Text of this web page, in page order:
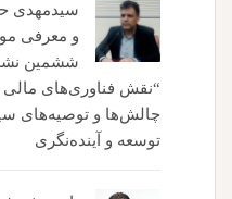
سیدمهدی
و معرفی
ششمین
“نقش فناوری‌های مالی
چالش‌ها و توصیه‌های
توسعه و آینده‌نگری